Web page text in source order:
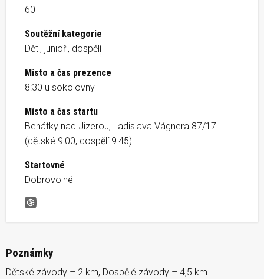
60
Soutěžní kategorie
Děti, junioři, dospělí
Místo a čas prezence
8:30 u sokolovny
Místo a čas startu
Benátky nad Jizerou, Ladislava Vágnera 87/17
(dětské 9:00, dospělí 9:45)
Startovné
Dobrovolné
Sokolský běh pro zdraví
Poznámky
Dětské závody – 2 km, Dospělé závody – 4,5 km